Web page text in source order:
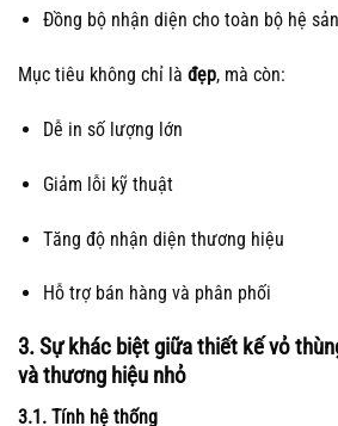
Đồng bộ nhận diện cho toàn bộ hệ
Mục tiêu không chỉ là đẹp, mà còn:
Dễ in số lượng lớn
Giảm lỗi kỹ thuật
Tăng độ nhận diện thương hiệu
Hỗ trợ bán hàng và phân phối
3. Sự khác biệt giữa thiết kế vỏ
và thương hiệu nhỏ
3.1. Tính hệ thống